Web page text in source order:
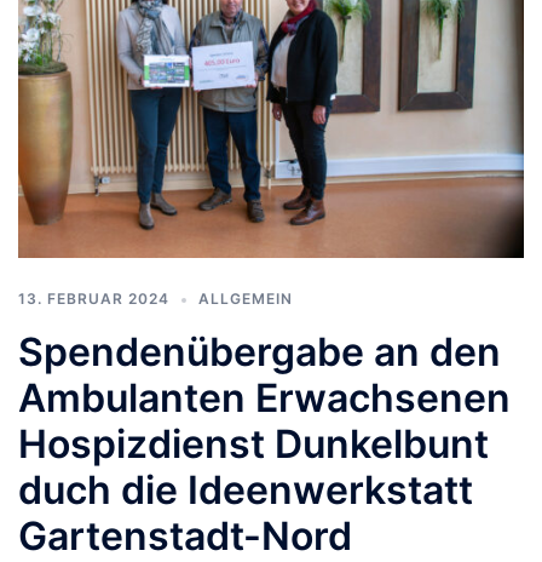
13. FEBRUAR 2024 ALLGEMEIN
Spendenübergabe an den
Ambulanten Erwachsenen
Hospizdienst Dunkelbunt
duch die Ideenwerkstatt
Gartenstadt-Nord